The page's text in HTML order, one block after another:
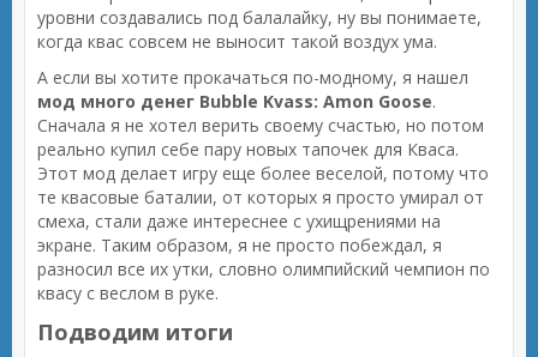
уровни создавались под балалайку, ну вы понимаете,
когда квас совсем не выносит такой воздух ума.
А если вы хотите прокачаться по-модному, я нашел
мод много денег Bubble Kvass: Amon Goose.
Сначала я не хотел верить своему счастью, но потом
реально купил себе пару новых тапочек для Кваса.
Этот мод делает игру еще более веселой, потому что
те квасовые баталии, от которых я просто умирал от
смеха, стали даже интереснее с ухищрениями на
экране. Таким образом, я не просто побеждал, я
разносил все их утки, словно олимпийский чемпион по
квасу с веслом в руке.
Подводим итоги